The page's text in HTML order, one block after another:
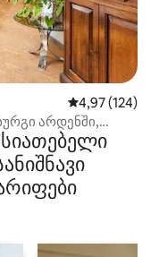
საშუალო
4,97 (124)
არდენში,